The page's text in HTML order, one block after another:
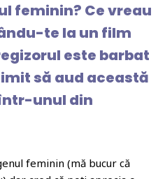
feminin? Ce vreau
te la un film
este barbat
să aud această
unul din
feminin (mă bucur că